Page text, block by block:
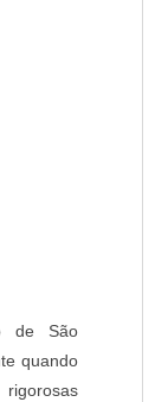
de São
quando